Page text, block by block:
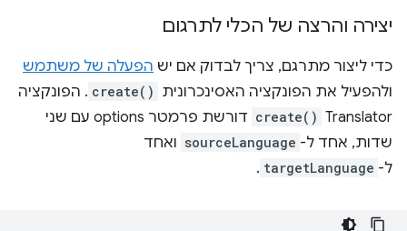
יצירה והרצה של הכלי לתרגום
כדי ליצור מתרגם, צריך לבדוק אם יש הפעלה של משתמש
ולהפעיל את הפונקציה האסינכרונית create() . הפונקציה
Translator
create()
דורשת פרמטר options עם שני
שדות, אחד ל- sourceLanguage ואחד
ל- targetLanguage
.